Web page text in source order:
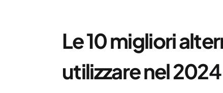
Le 10 migliori
utilizzare nel 2024